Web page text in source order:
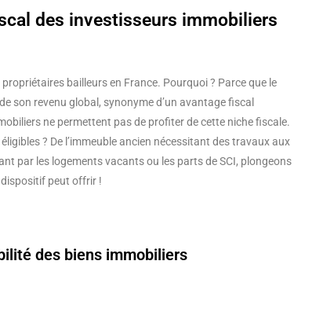
des investisseurs immobiliers
bailleurs en France. Pourquoi ? Parce que le
son revenu global, synonyme d’un avantage fiscal
ne permettent pas de profiter de cette niche fiscale.
? De l’immeuble ancien nécessitant des travaux aux
par les logements vacants ou les parts de SCI, plongeons
dispositif peut offrir !
des biens immobiliers